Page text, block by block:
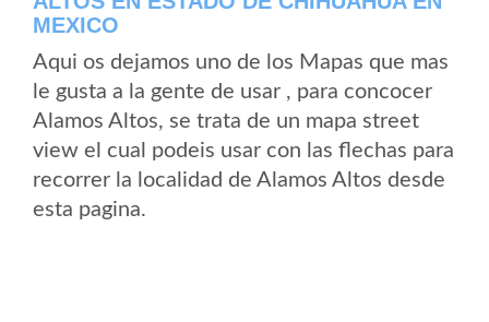
MEXICO
Aqui os dejamos uno de los Mapas que mas
le gusta a la gente de usar , para concocer
Alamos Altos, se trata de un mapa street
view el cual podeis usar con las flechas para
recorrer la localidad de Alamos Altos desde
esta pagina.